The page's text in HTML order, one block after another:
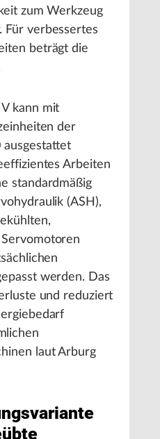
zum Werkzeug
Für verbessertes
beträgt die
kann mit
der
ausgestattet
Arbeiten
standardmäßig
(ASH),
werden. Das
und reduziert
laut Arburg